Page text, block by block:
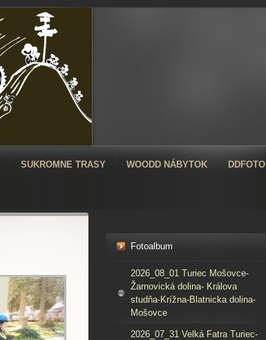
SUKROMNE TRASY WOODD NÁBYTOK DDFOTO
Fotoalbum
2026_08_01 Turiec Mošovce-
Žarnovická dolina- Králova
studňa-Krížna-Blatnicka dolina-
Mošovce
2026_07_31 Velká Fatra Turiec-